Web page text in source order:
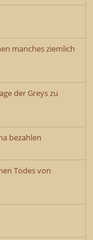
manches ziemlich
der Greys zu
bezahlen
Todes von